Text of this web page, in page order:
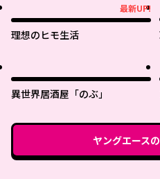
最新UP!
理想のヒモ生活
異世界居酒屋「のぶ」
ヤングエース